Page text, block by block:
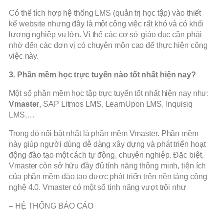
Có thể tích hợp hệ thống LMS (quản trị học tập) vào thiết
kế website nhưng đây là một công việc rất khó và có khối
lượng nghiệp vụ lớn. Vì thế các cơ sở giáo dục cần phải
nhờ đến các đơn vị có chuyên môn cao để thực hiện công
việc này.
3. Phần mềm học trực tuyến nào tốt nhất hiện nay?
Một số phần mềm học tập trực tuyến tốt nhất hiện nay như:
Vmaster, SAP Litmos LMS, LearnUpon LMS, Inquisiq
LMS,…
Trong đó nổi bật nhất là phần mềm Vmaster. Phần mềm
này giúp người dùng dễ dàng xây dựng và phát triển hoạt
động đào tạo một cách tự động, chuyên nghiệp. Đặc biệt,
Vmaster còn sở hữu đầy đủ tính năng thông minh, tiện ích
của phần mềm đào tạo được phát triển trên nền tảng công
nghệ 4.0. Vmaster có một số tính năng vượt trội như
– HỆ THỐNG BÁO CÁO